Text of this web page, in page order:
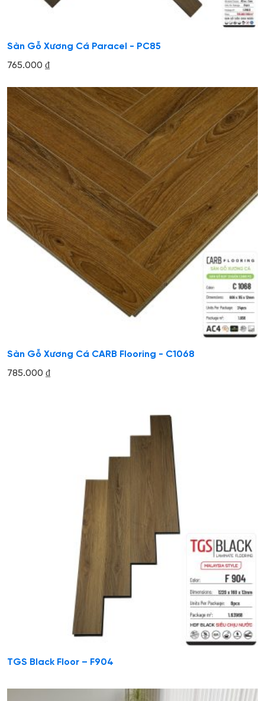
Sàn Gỗ Xương Cá Paracel - PC85
765.000 ₫
Sàn Gỗ Xương Cá CARB Flooring - C1068
785.000 ₫
TGS Black Floor – F904